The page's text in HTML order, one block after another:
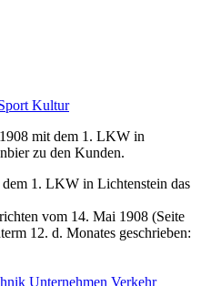
Kultur
1. LKW in Lichtenstein das
vom 14. Mai 1908 (Seite
12. d. Monates geschrieben:
Unternehmen Verkehr